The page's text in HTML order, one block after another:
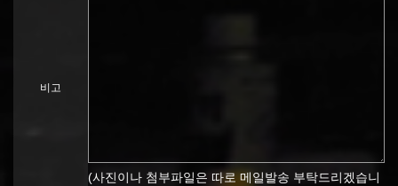
비고
(사진이나 첨부파일은 따로 메일발송 부탁드리겠습니